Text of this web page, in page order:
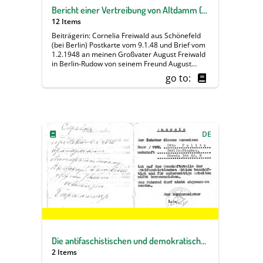
Bericht einer Vertreibung von Altdamm (Stettin) nach Lensahn (Holstein) ab März 1945
12 Items
Beiträgerin: Cornelia Freiwald aus Schönefeld
(bei Berlin) Postkarte vom 9.1.48 und Brief vom
1.2.1948 an meinen Großvater August Freiwald
in Berlin-Rudow von seinem Freund August
zunächst eine Postkarte, um herauszufinden, ob
Vertreibung und den Schicksalsschlägen seiner
Familie und befreundeter Familien. Sie wurden
am 6. März 1945 aufgefordert, ihre Heimat in
Altdamm (Stettin) zu verlassen. Über mehrere
Stationen - und eine kurze Rückkehr in das
zerstörte Heim - gelangten sie schließlich nach
Lensahn in Ost-Holstein. Mit schwarzem Humor
schildert er die alltäglichen
Überlebensstrategien. Die Transkription
go to:
DE
Die antifaschistischen und demokratischen Kräfte formieren sich für einen Neuanfang mit Unterstützung der sowjetischen Besatzungsmacht
2 Items